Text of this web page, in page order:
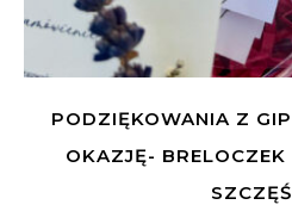
PODZIĘKOWANIA Z
OKAZJĘ-